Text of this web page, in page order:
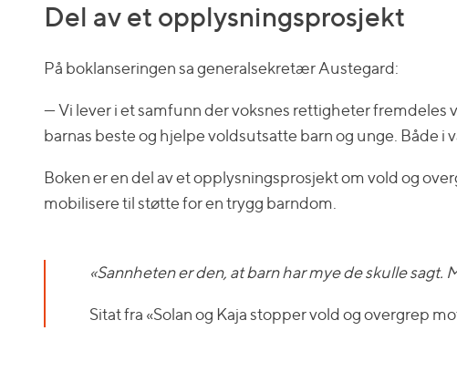
Del av et opplysningsprosjekt
På boklanseringen sa generalsekretær Austegard:
— Vi lever i et samfunn der voksnes rettigheter fremdeles
barnas beste og hjelpe voldsutsatte barn og unge. Både i
Boken er en del av et opplysningsprosjekt om vold og
mobilisere til støtte for en trygg barndom.
«Sannheten er den, at barn har mye de skulle
Sitat fra «Solan og Kaja stopper vold og overgrep